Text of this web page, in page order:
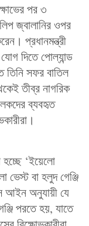
পর ৩
জ্বালানির ওপর
প্রধানমন্ত্রী
দিতে পোল্যান্ড
তিনি সফর বাতিল
তীব্র নাগরিক
ব্যবহৃত
হচ্ছে ‘ইয়েলো
ভেস্ট বা হলুদ গেঞ্জি
আইন অনুযায়ী যে
পরতে হয়, যাতে